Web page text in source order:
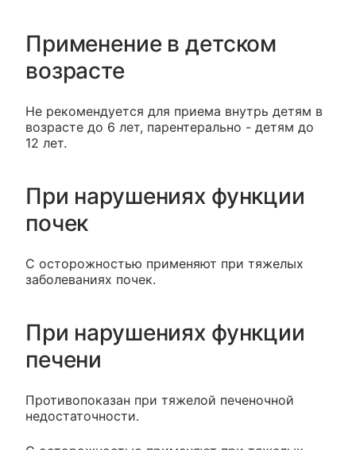
Применение в детском
возрасте
Не рекомендуется для приема внутрь детям в
возрасте до 6 лет, парентерально - детям до
12 лет.
При нарушениях функции
почек
С осторожностью применяют при тяжелых
заболеваниях почек.
При нарушениях функции
печени
Противопоказан при тяжелой печеночной
недостаточности.